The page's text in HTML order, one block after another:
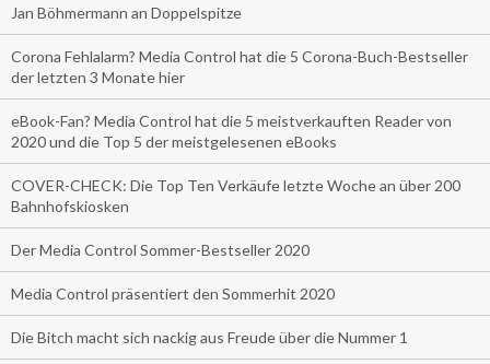
Jan Böhmermann an Doppelspitze
Corona Fehlalarm? Media Control hat die 5 Corona-Buch-Bestseller
der letzten 3 Monate hier
eBook-Fan? Media Control hat die 5 meistverkauften Reader von
2020 und die Top 5 der meistgelesenen eBooks
COVER-CHECK: Die Top Ten Verkäufe letzte Woche an über 200
Bahnhofskiosken
Der Media Control Sommer-Bestseller 2020
Media Control präsentiert den Sommerhit 2020
Die Bitch macht sich nackig aus Freude über die Nummer 1